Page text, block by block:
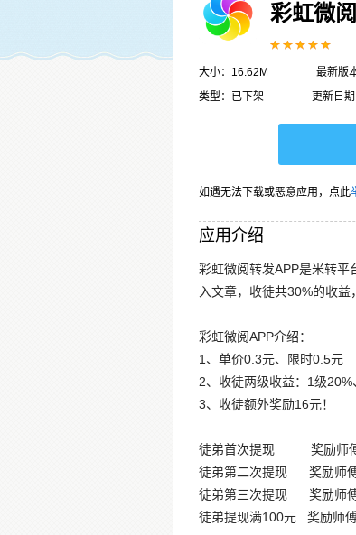
彩虹微阅
大小：16.62M 最新版
类型：已下架
更新日
如遇无法下载或恶意应用，点此
应用介绍
彩虹微阅转发APP是米转
入文章，收徒共30%的收益
彩虹微阅APP介绍：
1、单价0.3元、限时0.5元
2、收徒两级收益：1级
3、收徒额外奖励16元！
徒弟首次提现 奖励师
徒弟第二次提现 奖励师
徒弟第三次提现 奖励师
徒弟提现满100元 奖励师